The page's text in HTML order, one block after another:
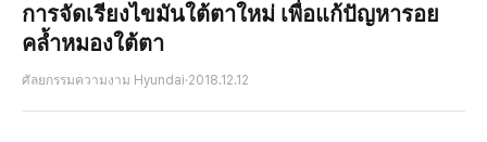
การจัดเรียงไขมันใต้ตาใหม่ เพื่อแก้ปัญหารอย
คล้ำหมองใต้ตา
ศัลยกรรมความงาม Hyundai·2018.12.12